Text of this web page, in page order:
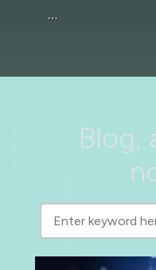
…
Blog,